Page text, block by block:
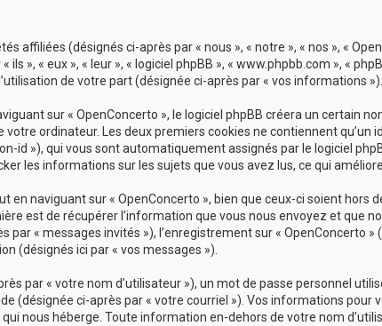
affiliées (désignés ci-après par « nous », « notre », « nos », «
», « eux », « leur », « logiciel phpBB », « www.phpbb.com », «
de votre part (désignée ci-après par « vos informations »).
sur « OpenConcerto », le logiciel phpBB créera un certain
ordinateur. Les deux premiers cookies ne contiennent qu’un
id »), qui vous sont automatiquement assignés par le logiciel
les informations sur les sujets que vous avez lus, ce qui
en naviguant sur « OpenConcerto », bien que ceux-ci soient hors
est de récupérer l’information que vous nous envoyez et que
« messages invités »), l’enregistrement sur « OpenConcerto
(désignés ici par « vos messages »).
par « votre nom d’utilisateur »), un mot de passe personnel
(désignée ci-après par « votre courriel »). Vos informations pour
nous héberge. Toute information en-dehors de votre nom